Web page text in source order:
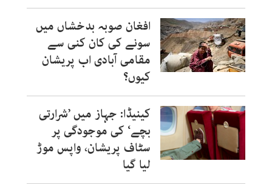
افغان صوبہ بدخشاں میں
سونے کی کان کنی سے
مقامی آبادی اب پریشان
کیوں؟
کینیڈا: جہاز میں ’شرارتی
بچے‘ کی موجودگی پر
سٹاف پریشان، واپس موڑ
لیا گیا